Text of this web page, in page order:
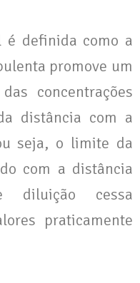
definida como a
promove um
concentrações
distância com a
seja, o limite da
com a distância
diluição cessa
praticamente